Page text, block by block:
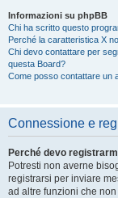
Informazioni su phpBB
Chi ha scritto questo
Perché la caratteristica X
Chi devo contattare per
questa Board?
Come posso contattare un
Connessione e
Perché devo
Potresti non averne
registrarsi per inviare
ad altre funzioni che